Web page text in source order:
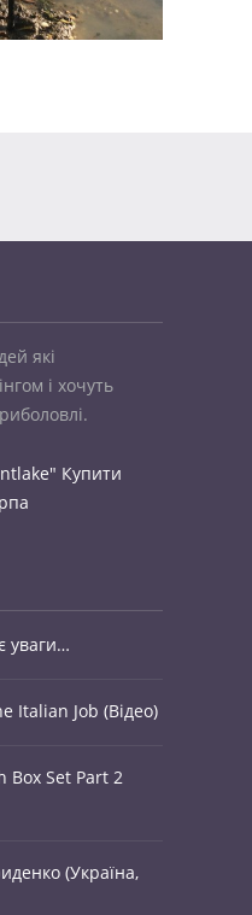
які
і хочуть
Купити
уваги…
Italian Job (Відео)
Box Set Part 2
(Україна,